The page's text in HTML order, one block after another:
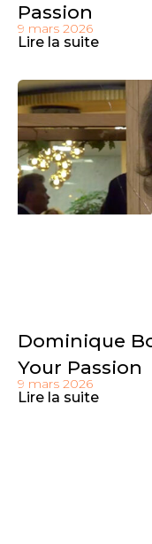
Passion
9 mars 2026
Lire la suite
Dominique
Your Passion
9 mars 2026
Lire la suite